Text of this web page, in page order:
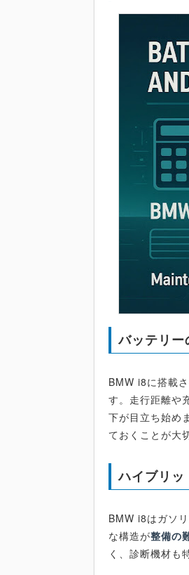
バッテリ
BMW i8に搭載
す。走行距離や
下が目立ち始め
ておくことが大
ハイブリッ
BMW i8はガソ
な構造が整備の
く、診断機材も